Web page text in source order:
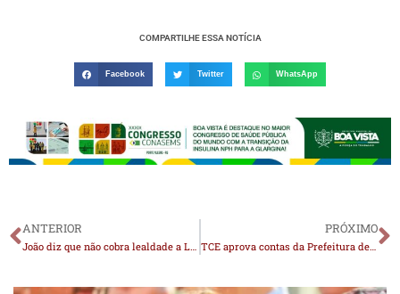
COMPARTILHE ESSA NOTÍCIA
Facebook Twitter WhatsApp
ANTERIOR
João diz que não cobra lealdade a Leo: ‘Só anda comigo quem quer estar junto’
PRÓXIMO
TCE aprova contas da Prefeitura de Santo André referentes ao exercício de 2024; prefeito Edglei comemora